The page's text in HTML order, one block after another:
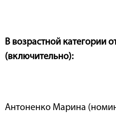
В возрастной категории
(включительно):
Антоненко Марина